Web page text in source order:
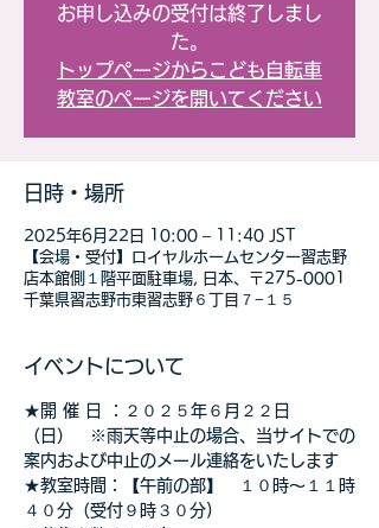
お申し込みの受付は終了しまし
た。
トップページからこども自転車
教室のページを開いてください
日時・場所
2025年6月22日 10:00 – 11:40 JST
【会場・受付】ロイヤルホームセンター習志野
店本館側１階平面駐車場, 日本、〒275-0001
千葉県習志野市東習志野６丁目７−１５
イベントについて
★開 催 日 ：２０２５年６月２２日
（日）　※雨天等中止の場合、当サイトでの
案内および中止のメール連絡をいたします
★教室時間：【午前の部】　１０時～１１時
４０分（受付９時３０分)